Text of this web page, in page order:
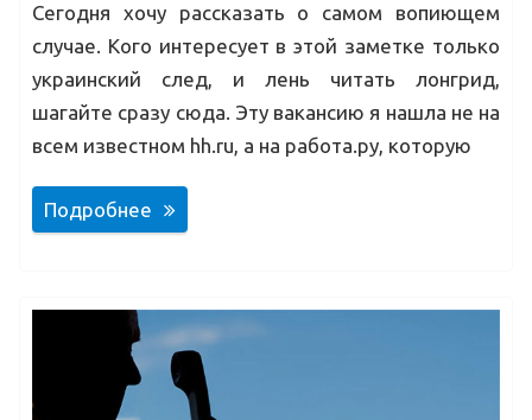
Сегодня хочу рассказать о самом вопиющем
случае. Кого интересует в этой заметке только
украинский след, и лень читать лонгрид,
шагайте сразу сюда. Эту вакансию я нашла не на
всем известном hh.ru, а на работа.ру, которую
Подробнее